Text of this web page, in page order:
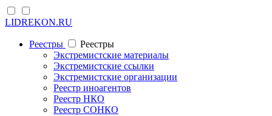
LIDREKON.RU
Реестры
Реестры
Экстремистские материалы
Экстремистские ссылки
Экстремистские организации
Реестр иноагентов
Реестр НКО
Реестр СОНКО